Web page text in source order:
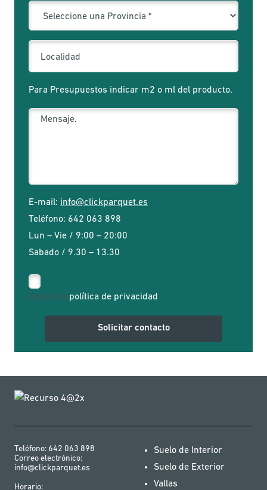
Para Presupuestos indicar m2 o ml del producto.
E-mail: info@clickparquet.es
Teléfono: 642 063 898
Lun – Vie / 9:00 – 20:00
Sabado / 9.30 – 13.30
Acepto la política de privacidad
Teléfono: 642 063 898
Correo electrónico:
info@clickparquet.es
Horario:
Suelo de Interior
Suelo de Exterior
Vallas